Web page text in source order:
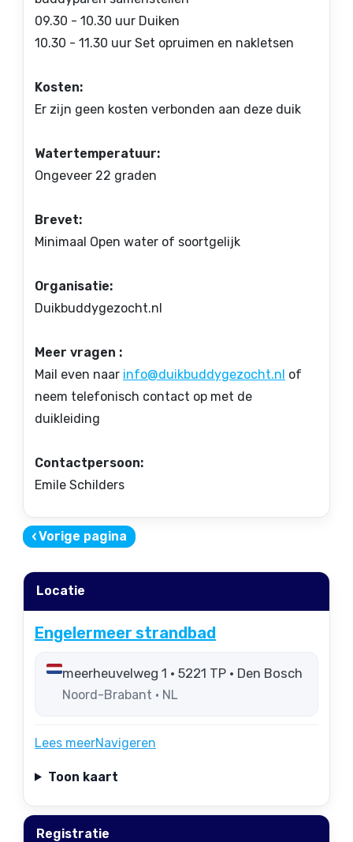
09.30 - 10.30 uur Duiken
10.30 - 11.30 uur Set opruimen en nakletsen
Kosten:
Er zijn geen kosten verbonden aan deze duik
Watertemperatuur:
Ongeveer 22 graden
Brevet:
Minimaal Open water of soortgelijk
Organisatie:
Duikbuddygezocht.nl
Meer vragen :
Mail even naar info@duikbuddygezocht.nl of
neem telefonisch contact op met de
duikleiding
Contactpersoon:
Emile Schilders
‹Vorige pagina
Locatie
Engelermeer strandbad
meerheuvelweg 1 • 5221 TP • Den Bosch
Noord-Brabant • NL
Lees meerNavigeren
Toon kaart
Registratie